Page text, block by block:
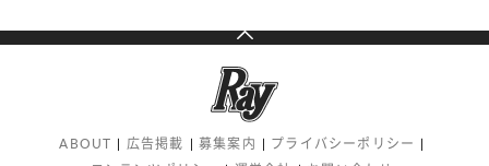
ABOUT 広告掲載 募集案内
プライバシーポリシー